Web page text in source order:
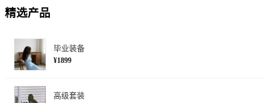
精选产品
毕业装备
¥1899
高级套装